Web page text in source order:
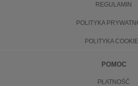
REGULAMIN
POLITYKA
POLITYKA
POMOC
PŁATNOŚĆ